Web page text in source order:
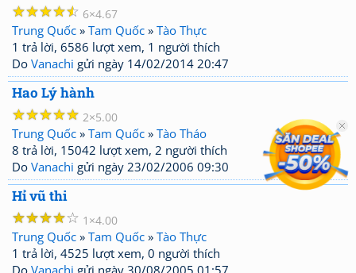
☆
☆
☆
☆
☆ 6 4.67
Trung Quốc » Tam Quốc » Tào Thực
1 trả lời, 6586 lượt xem, 1 người thích
Do Vanachi gửi ngày 14/02/2014 20:47
Hao Lý hành
☆
☆
☆
☆
☆ 2 5.00
Trung Quốc » Tam Quốc » Tào Tháo
8 trả lời, 15042 lượt xem, 2 người thích
Do Vanachi gửi ngày 23/02/2006 09:30
Hỉ vũ thi
☆
☆
☆
☆
☆ 1 4.00
Trung Quốc » Tam Quốc » Tào Thực
1 trả lời, 4525 lượt xem, 0 người thích
Do Vanachi gửi ngày 30/08/2005 01:57